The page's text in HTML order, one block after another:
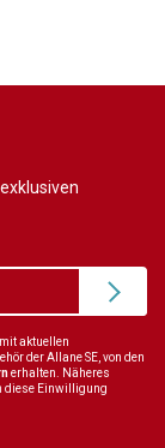
aktuellen
der Allane SE, von den
erhalten. Näheres
diese Einwilligung